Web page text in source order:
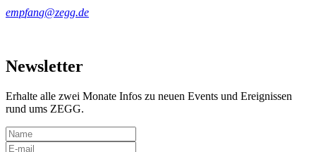
Newsletter
Erhalte alle zwei Monate Infos zu neuen Events und Ereignissen
rund ums ZEGG.